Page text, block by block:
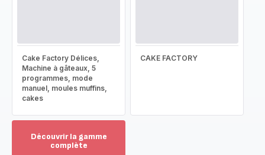
Cake Factory Délices,
Machine à gâteaux, 5
programmes, mode
manuel, moules muffins,
cakes
CAKE FACTORY
Découvrir la gamme
complète